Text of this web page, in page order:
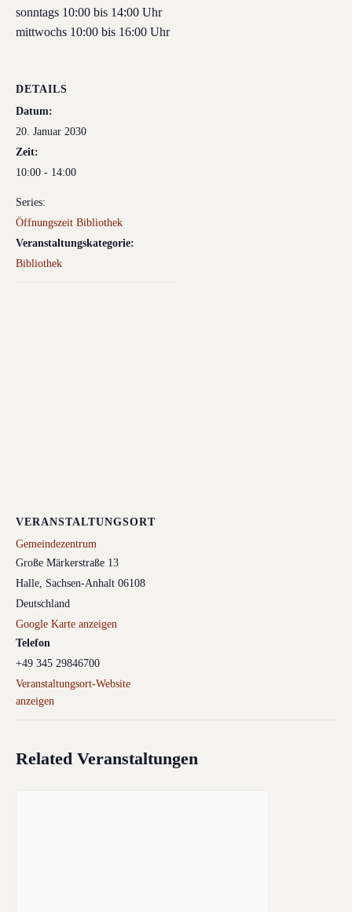
sonntags 10:00 bis 14:00 Uhr
mittwochs 10:00 bis 16:00 Uhr
DETAILS
Datum:
20. Januar 2030
Zeit:
10:00 - 14:00
Series:
Öffnungszeit Bibliothek
Veranstaltungskategorie:
Bibliothek
VERANSTALTUNGSORT
Gemeindezentrum
Große Märkerstraße 13
Halle, Sachsen-Anhalt 06108
Deutschland
Google Karte anzeigen
Telefon
+49 345 29846700
Veranstaltungsort-Website
anzeigen
Related Veranstaltungen